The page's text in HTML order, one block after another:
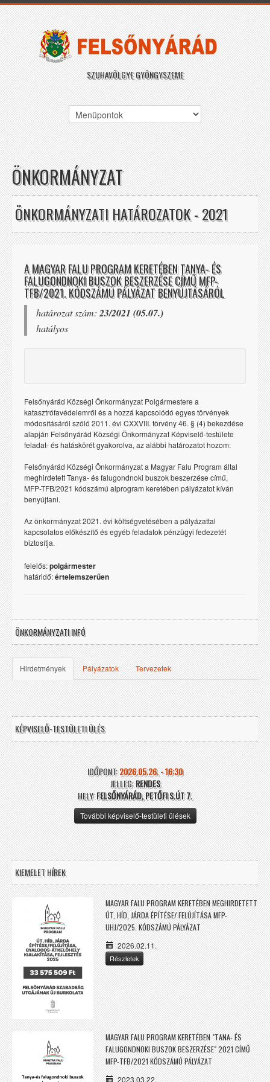
SZUHAVÖLGYE GYÖNGYSZEME
ÖNKORMÁNYZAT
ÖNKORMÁNYZATI HATÁROZATOK - 2021
A MAGYAR FALU PROGRAM KERETÉBEN TANYA- ÉS
FALUGONDNOKI BUSZOK BESZERZÉSE CÍMŰ MFP-
TFB/2021. KÓDSZÁMÚ PÁLYÁZAT BENYÚJTÁSÁRÓL
határozat szám: 23/2021 (05.07.)
hatályos
Felsőnyárád Községi Önkormányzat Polgármestere a
katasztrófavédelemről és a hozzá kapcsolódó egyes törvények
módosításáról szóló 2011. évi CXXVIII. törvény 46. § (4) bekezdése
alapján Felsőnyárád Községi Önkormányzat Képviselő-testülete
feladat- és hatáskörét gyakorolva, az alábbi határozatot hozom:
Felsőnyárád Községi Önkormányzat a Magyar Falu Program által
meghirdetett Tanya- és falugondnoki buszok beszerzése című,
MFP-TFB/2021 kódszámú alprogram keretében pályázatot kíván
benyújtani.
Az önkormányzat 2021. évi költségvetésében a pályázattal
kapcsolatos előkészítő és egyéb feladatok pénzügyi fedezetét
biztosítja.
felelős:polgármester
határidő:értelemszerűen
ÖNKORMÁNYZATI INFÓ
Hirdetmények Pályázatok Tervezetek
KÉPVISELŐ-TESTÜLETI ÜLÉS
IDŐPONT:2026.05.26. - 16:30
JELLEG:RENDES
HELY:FELSŐNYÁRÁD, PETŐFI S.ÚT 7.
További képviselő-testületi ülések
KIEMELET HÍREK
MAGYAR FALU PROGRAM KERETÉBEN MEGHIRDETETT
ÚT, HÍD, JÁRDA ÉPÍTÉSE/ FELÚJÍTÁSA MFP-
UHJ/2025. KÓDSZÁMÚ PÁLYÁZAT
2026.02.11.
Részletek
MAGYAR FALU PROGRAM KERETÉBEN "TANA- ÉS
FALUGONDNOKI BUSZOK BESZERZÉSE" 2021 CÍMŰ
MFP-TFB/2021 KÓDSZÁMÚ PÁLYÁZAT
2023.03.22.